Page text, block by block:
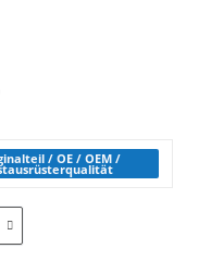
/ OE / OEM /